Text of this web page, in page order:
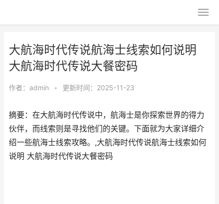
大航海时代传说航海士线索如何说明
大航海时代传说大餐密码
作者： admin • 更新时间：2025-11-23
摘要：在大航海时代传说中，航海士是你探索世界的得力
伙伴，而线索则是寻找他们的关键。下面就为大家详细介
绍一些航海士线索攻略。,大航海时代传说航海士线索如何
说明 大航海时代传说大餐密码